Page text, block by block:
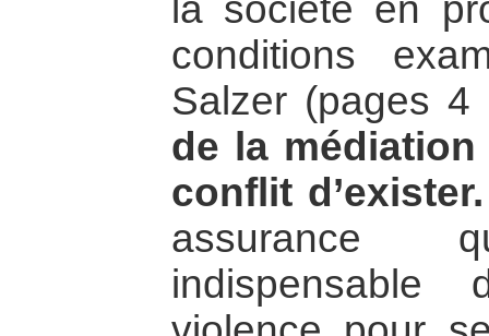
la société en
conditions
Salzer (pages
de la
conflit d’exister.
assurance